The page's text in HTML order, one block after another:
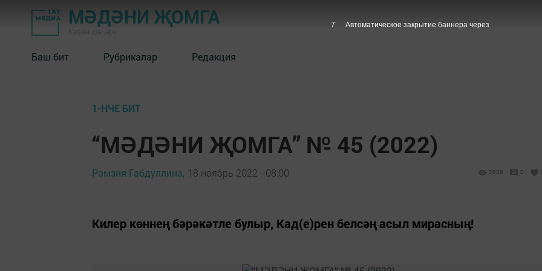
МӘДӘНИ ҖОМГА
Баш бит Рубрикалар Редакция
1-НЧЕ БИТ
“МӘДӘНИ ҖОМГА” № 45 (2022)
Рәмзия Габдуллина, 18 ноябрь 2022 - 08:00 2838 0
Килер көннең бәрәкәтле булыр, Кад(е)рен белсәң асыл мирасның!
6 Автоматическое закрытие баннера через